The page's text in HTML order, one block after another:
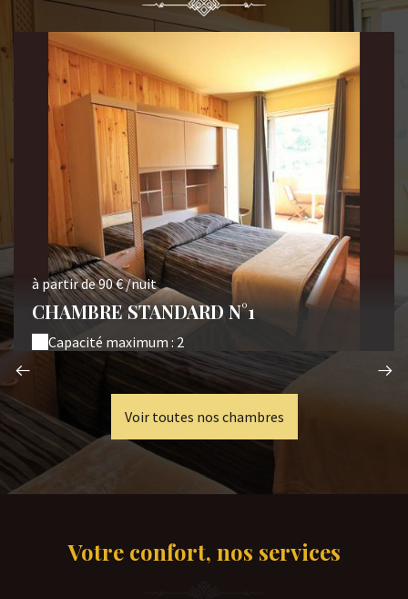
à partir de 90 € /nuit
CHAMBRE STANDARD N°1
Capacité maximum : 2
Voir toutes nos chambres
Votre confort, nos services